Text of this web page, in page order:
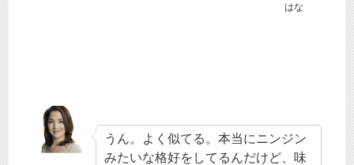
はな
うん。よく似てる。本当にニンジン
みたいな格好をしてるんだけど、味